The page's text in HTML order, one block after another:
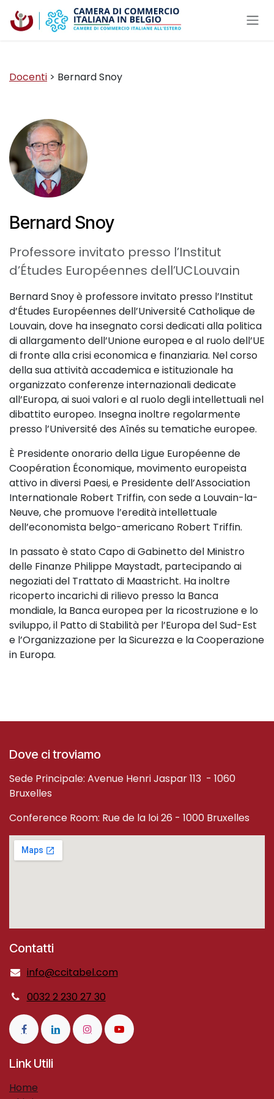
Passa al contenuto
Docenti > Bernard Snoy
Bernard Snoy
Professore invitato presso l’Institut
d’Études Européennes dell’UCLouvain
Bernard Snoy è professore invitato presso l’Institut
d’Études Européennes dell’Université Catholique de
Louvain, dove ha insegnato corsi dedicati alla politica
di allargamento dell’Unione europea e al ruolo dell’UE
di fronte alla crisi economica e finanziaria. Nel corso
della sua attività accademica e istituzionale ha
organizzato conferenze internazionali dedicate
all’Europa, ai suoi valori e al ruolo degli intellettuali nel
dibattito europeo. Insegna inoltre regolarmente
presso l’Université des Aînés su tematiche europee.
È Presidente onorario della Ligue Européenne de
Coopération Économique, movimento europeista
attivo in diversi Paesi, e Presidente dell’Association
Internationale Robert Triffin, con sede a Louvain-la-
Neuve, che promuove l’eredità intellettuale
dell’economista belgo-americano Robert Triffin.
In passato è stato Capo di Gabinetto del Ministro
delle Finanze Philippe Maystadt, partecipando ai
negoziati del Trattato di Maastricht. Ha inoltre
ricoperto incarichi di rilievo presso la Banca
mondiale, la Banca europea per la ricostruzione e lo
sviluppo, il Patto di Stabilità per l’Europa del Sud-Est
e l’Organizzazione per la Sicurezza e la Cooperazione
in Europa.
Dove ci troviamo
Sede Principale: Avenue Henri Jaspar 113 - 1060
Bruxelles
Conference Room: Rue de la loi 26 - 1000 Bruxelles
Contatti
info@ccitabel.com
0032 2 230 27 30
Link Utili
H​ome​